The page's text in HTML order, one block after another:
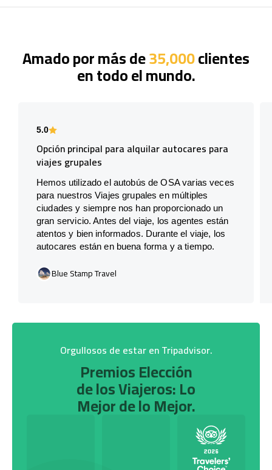
Amado por más de35,000clientes
en todo el mundo.
5.0
Opción principal para alquilar autocares para
viajes grupales
Hemos utilizado el autobús de OSA varias veces
para nuestros Viajes grupales en múltiples
ciudades y siempre nos han proporcionado un
gran servicio. Antes del viaje, los agentes están
atentos y bien informados. Durante el viaje, los
autocares están en buena forma y a tiempo.
Blue Stamp Travel
Orgullosos de estar en Tripadvisor.
Premios Elección
de los Viajeros: Lo
Mejor de lo Mejor.